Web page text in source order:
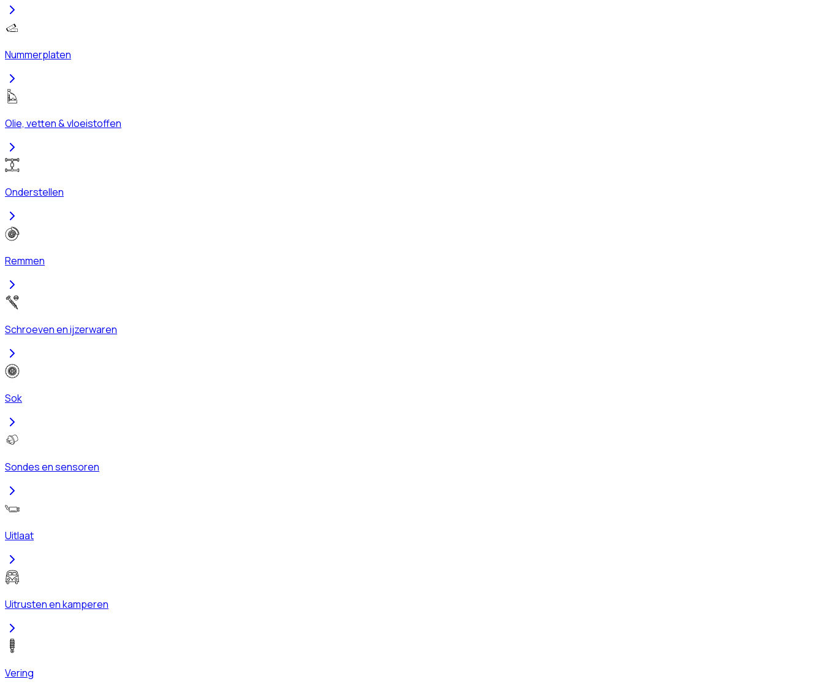
Nummerplaten
Olie, vetten & vloeistoffen
Onderstellen
Remmen
Schroeven en ijzerwaren
Sok
Sondes en sensoren
Uitlaat
Uitrusten en kamperen
Vering